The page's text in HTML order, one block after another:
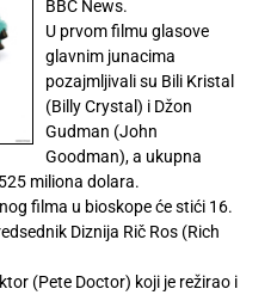
BBC News.
U prvom filmu glasove
glavnim junacima
pozajmljivali su Bili Kristal
(Billy Crystal) i Džon
Gudman (John
Goodman), a ukupna
miliona dolara.
filma u bioskope će stići 16.
Diznija Rič Ros (Rich
(Pete Doctor) koji je režirao i